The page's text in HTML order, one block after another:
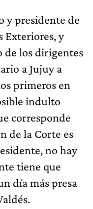
y presidente de
Exteriores, y
de los dirigentes
a Jujuy a
primeros en
indulto
corresponde
de la Corte es
no hay
tiene que
día más presa